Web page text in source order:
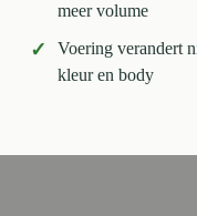
meer volume
✓
Voering verandert
kleur en body